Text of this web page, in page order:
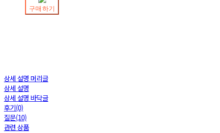
구매하기
상세 설명 머리글
상세 설명
상세 설명 바닥글
후기(0)
질문(10)
관련 상품